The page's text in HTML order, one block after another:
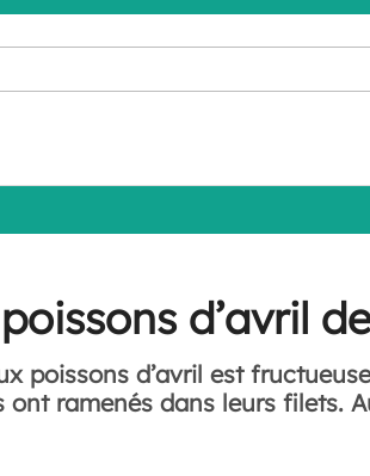
d’avril
poissons d’avril est
ramenés dans leurs filets.